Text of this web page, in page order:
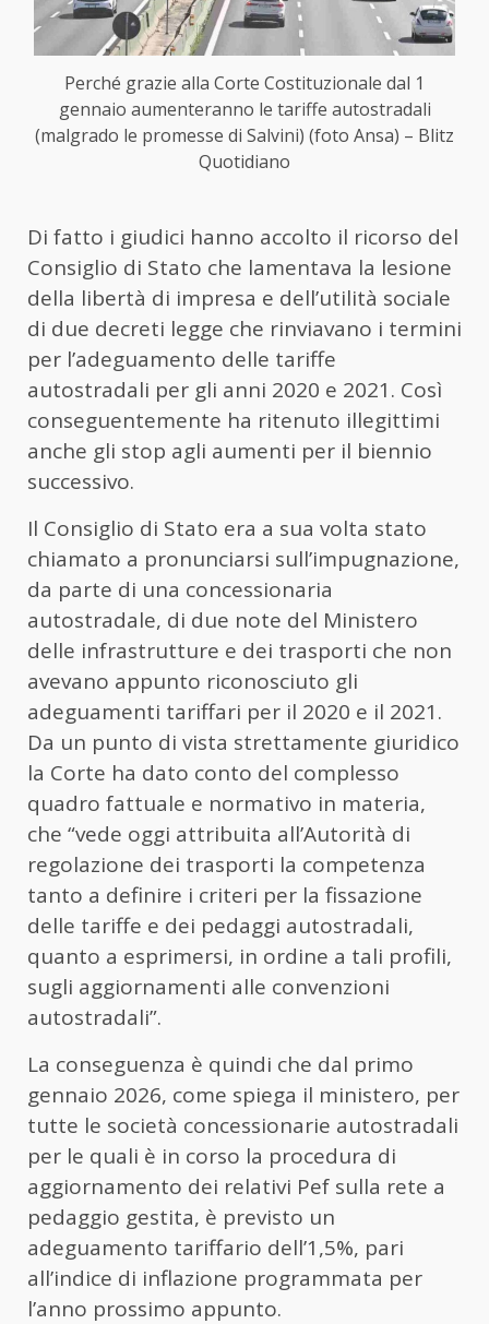
Perché grazie alla Corte Costituzionale dal 1
gennaio aumenteranno le tariffe autostradali
(malgrado le promesse di Salvini) (foto Ansa) – Blitz
Quotidiano
Di fatto i giudici hanno accolto il ricorso del
Consiglio di Stato che lamentava la lesione
della libertà di impresa e dell’utilità sociale
di due decreti legge che rinviavano i termini
per l’adeguamento delle tariffe
autostradali per gli anni 2020 e 2021. Così
conseguentemente ha ritenuto illegittimi
anche gli stop agli aumenti per il biennio
successivo.
Il Consiglio di Stato era a sua volta stato
chiamato a pronunciarsi sull’impugnazione,
da parte di una concessionaria
autostradale, di due note del Ministero
delle infrastrutture e dei trasporti che non
avevano appunto riconosciuto gli
adeguamenti tariffari per il 2020 e il 2021.
Da un punto di vista strettamente giuridico
la Corte ha dato conto del complesso
quadro fattuale e normativo in materia,
che “vede oggi attribuita all’Autorità di
regolazione dei trasporti la competenza
tanto a definire i criteri per la fissazione
delle tariffe e dei pedaggi autostradali,
quanto a esprimersi, in ordine a tali profili,
sugli aggiornamenti alle convenzioni
autostradali”.
La conseguenza è quindi che dal primo
gennaio 2026, come spiega il ministero, per
tutte le società concessionarie autostradali
per le quali è in corso la procedura di
aggiornamento dei relativi Pef sulla rete a
pedaggio gestita, è previsto un
adeguamento tariffario dell’1,5%, pari
all’indice di inflazione programmata per
l’anno prossimo appunto.